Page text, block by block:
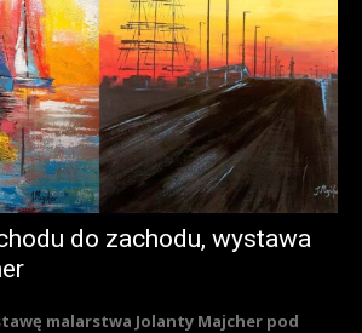
do zachodu, wystawa
malarstwa Jolanty Majcher pod